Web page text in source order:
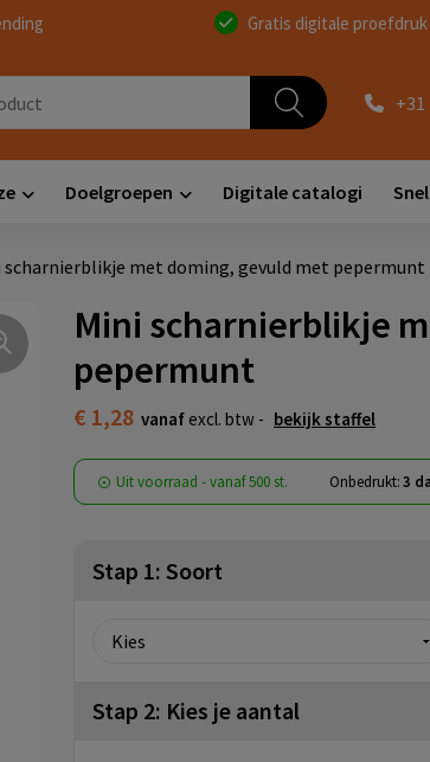
Gratis digitale proefdruk
+31
Doelgroepen Digitale catalogi
scharnierblikje met doming, gevuld met pepermunt
Mini scharnierblikje
pepermunt
€ 1,28 vanaf excl. btw - bekijk staffel
Uit voorraad -vanaf500 st. Onbedrukt:3
Stap 1: Soort
Stap 2: Kies je aantal